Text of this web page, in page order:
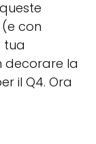
con
tua
decorare la
il Q4. Ora